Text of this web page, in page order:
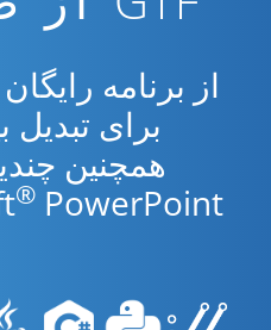
همچنین
®